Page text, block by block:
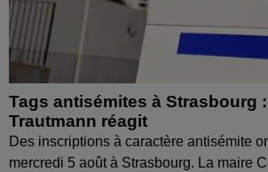
Tags antisémites à Strasbourg
Trautmann réagit
Des inscriptions à caractère antisémite
mercredi 5 août à Strasbourg. La maire